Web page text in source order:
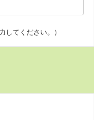
してください。）